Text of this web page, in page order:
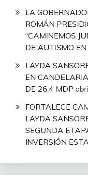
LA
ROMÁN
“CAMINEMOS
DE AUTISMO
LAYDA
EN
DE 26.4 MDP
FORTALECE
LAYDA
SEGUNDA
INVERSIÓN